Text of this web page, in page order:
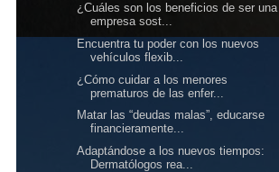
¿Cuáles son los beneficios de ser una
empresa sost...
Encuentra tu poder con los nuevos
vehículos flexib...
¿Cómo cuidar a los menores
prematuros de las enfer...
Matar las “deudas malas”, educarse
financieramente...
Adaptándose a los nuevos tiempos:
Dermatólogos rea...